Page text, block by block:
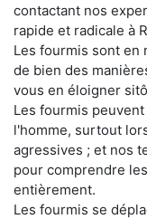
contactant nos
rapide et radicale à
Les fourmis sont en
de bien des
vous en éloigner
Les fourmis
l'homme, surtout
agressives ; et nos
pour comprendre
entièrement.
Les fourmis se